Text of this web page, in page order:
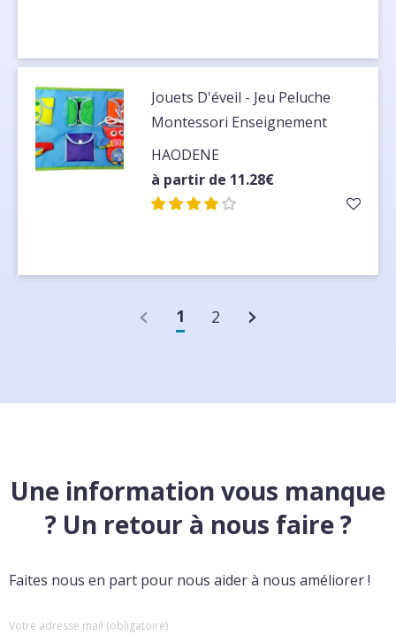
Jouets D'éveil - Jeu Peluche
Montessori Enseignement
Habiller Jouets éducatifs pour
Enfant bebe
HAODENE
à partir de 11.28€
1 2
Une information vous manque
? Un retour à nous faire ?
Faites nous en part pour nous aider à nous améliorer !
Votre adresse mail (obligatoire)